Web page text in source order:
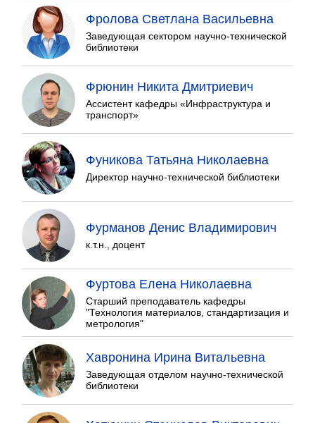
Фролова Светлана Васильевна
Заведующая сектором научно-технической
библиотеки
Фрюнин Никита Дмитриевич
Ассистент кафедры «Инфраструктура и
транспорт»
Фуникова Татьяна Николаевна
Директор научно-технической библиотеки
Фурманов Денис Владимирович
к.т.н., доцент
Фуртова Елена Николаевна
Старший преподаватель кафедры
"Технология материалов, стандартизация и
метрология"
Хавронина Ирина Витальевна
Заведующая отделом научно-технической
библиотеки